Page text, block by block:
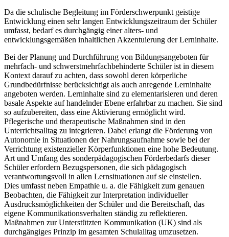
Da die schulische Begleitung im Förderschwerpunkt geistige
Entwicklung einen sehr langen Entwicklungszeitraum der Schüler
umfasst, bedarf es durchgängig einer alters- und
entwicklungsgemäßen inhaltlichen Akzentuierung der Lerninhalte.
Bei der Planung und Durchführung von Bildungsangeboten für
mehrfach- und schwerstmehrfachbehinderte Schüler ist in diesem
Kontext darauf zu achten, dass sowohl deren körperliche
Grundbedürfnisse berücksichtigt als auch anregende Lerninhalte
angeboten werden. Lerninhalte sind zu elementarisieren und deren
basale Aspekte auf handelnder Ebene erfahrbar zu machen. Sie sind
so aufzubereiten, dass eine Aktivierung ermöglicht wird.
Pflegerische und therapeutische Maßnahmen sind in den
Unterrichtsalltag zu integrieren. Dabei erlangt die Förderung von
Autonomie in Situationen der Nahrungsaufnahme sowie bei der
Verrichtung existenzieller Körperfunktionen eine hohe Bedeutung.
Art und Umfang des sonderpädagogischen Förderbedarfs dieser
Schüler erfordern Bezugspersonen, die sich pädagogisch
verantwortungsvoll in allen Lernsituationen auf sie einstellen.
Dies umfasst neben Empathie u. a. die Fähigkeit zum genauen
Beobachten, die Fähigkeit zur Interpretation individueller
Ausdrucksmöglichkeiten der Schüler und die Bereitschaft, das
eigene Kommunikationsverhalten ständig zu reflektieren.
Maßnahmen zur Unterstützten Kommunikation (UK) sind als
durchgängiges Prinzip im gesamten Schulalltag umzusetzen.